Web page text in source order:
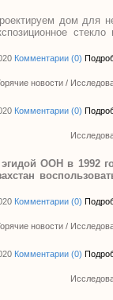
дом для
стекло
Комментарии (0)
новости /
Комментарии (0)
ООН в 1992
Комментарии (0)
новости /
Комментарии (0)